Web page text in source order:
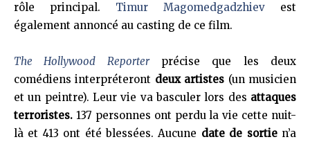
rôle principal. Timur Magomedgadzhiev est
également annoncé au casting de ce film.
The Hollywood Reporterprécise que les deux
comédiens interpréteront deux artistes (un musicien
et un peintre). Leur vie va basculer lors des attaques
terroristes. 137 personnes ont perdu la vie cette nuit-
là et 413 ont été blessées. Aucune date de sortien’a